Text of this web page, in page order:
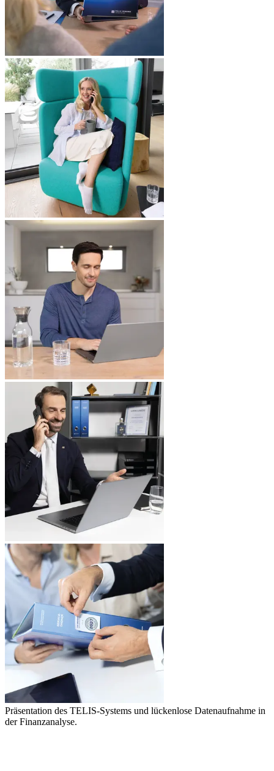
Präsentation des TELIS-Systems und lückenlose Datenaufnahme in
der Finanzanalyse.